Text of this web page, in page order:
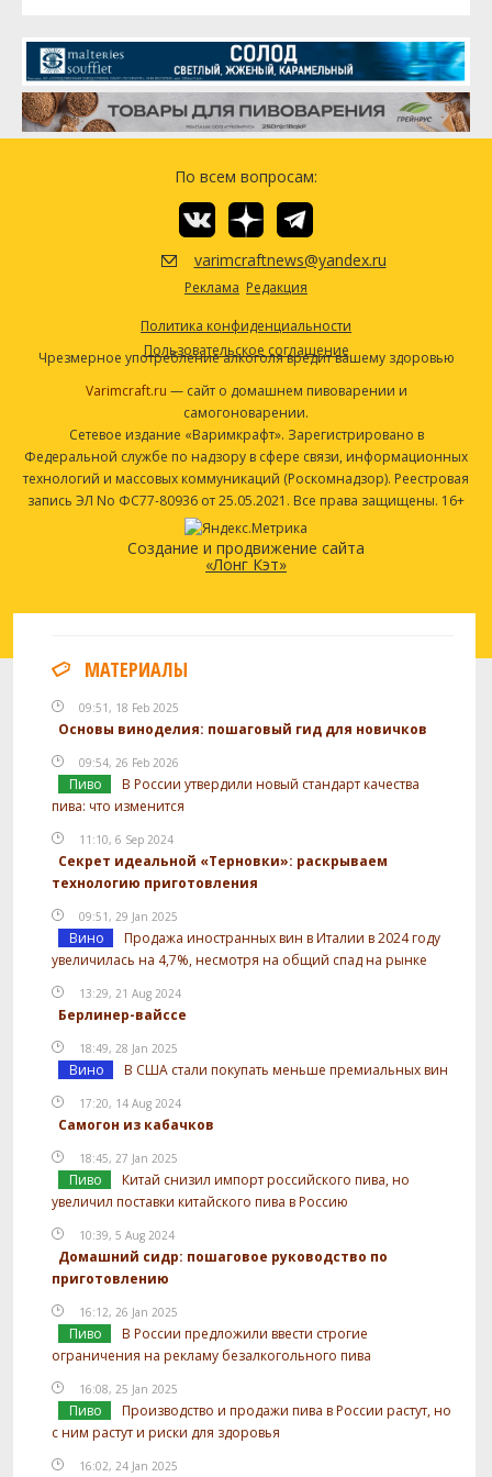
Saaz [4.2%]
60.1 г
Hallertauer Mittelfrueh [5.2%]
15.03 г
Дрожжи
Belgian Ale Yeast (Mangrove Jack's
1 шт
Ирландский мох
Посмотреть рецепт полностью
По всем вопросам:
varimcraftnews@yandex.ru
Реклама Редакция
Политика конфиденциальности
Пользовательское соглашение
Чрезмерное употребление алкоголя вредит вашему здоровью
Varimcraft.ru — сайт о домашнем пивоварении и
самогоноварении.
Сетевое издание «Варимкрафт». Зарегистрировано в
Федеральной службе по надзору в сфере связи, информационных
технологий и массовых коммуникаций (Роскомнадзор). Реестровая
запись ЭЛ No ФС77-80936 от 25.05.2021. Все права защищены. 16+
Создание и продвижение сайта
«Лонг Кэт»
МАТЕРИАЛЫ
09:51, 18 Feb 2025
Основы виноделия: пошаговый гид для новичков
09:54, 26 Feb 2026
Пиво
В России утвердили новый стандарт качества
пива: что изменится
11:10, 6 Sep 2024
Секрет идеальной «Терновки»: раскрываем
технологию приготовления
09:51, 29 Jan 2025
Вино
Продажа иностранных вин в Италии в 2024 году
увеличилась на 4,7%, несмотря на общий спад на рынке
13:29, 21 Aug 2024
Берлинер-вайссе
18:49, 28 Jan 2025
Вино В США стали покупать меньше премиальных вин
17:20, 14 Aug 2024
Самогон из кабачков
18:45, 27 Jan 2025
Пиво
Китай снизил импорт российского пива, но
увеличил поставки китайского пива в Россию
10:39, 5 Aug 2024
Домашний сидр: пошаговое руководство по
приготовлению
16:12, 26 Jan 2025
Пиво
В России предложили ввести строгие
ограничения на рекламу безалкогольного пива
16:08, 25 Jan 2025
Пиво
Производство и продажи пива в России растут, но
с ним растут и риски для здоровья
16:02, 24 Jan 2025